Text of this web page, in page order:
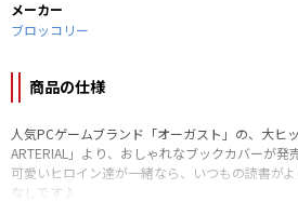
メーカー
ブロッコリー
商品の仕様
人気PCゲームブランド「オーガスト」の、大ヒ
ARTERIAL」より、おしゃれなブックカバーが発
可愛いヒロイン達が一緒なら、いつもの読書が
なしです♪